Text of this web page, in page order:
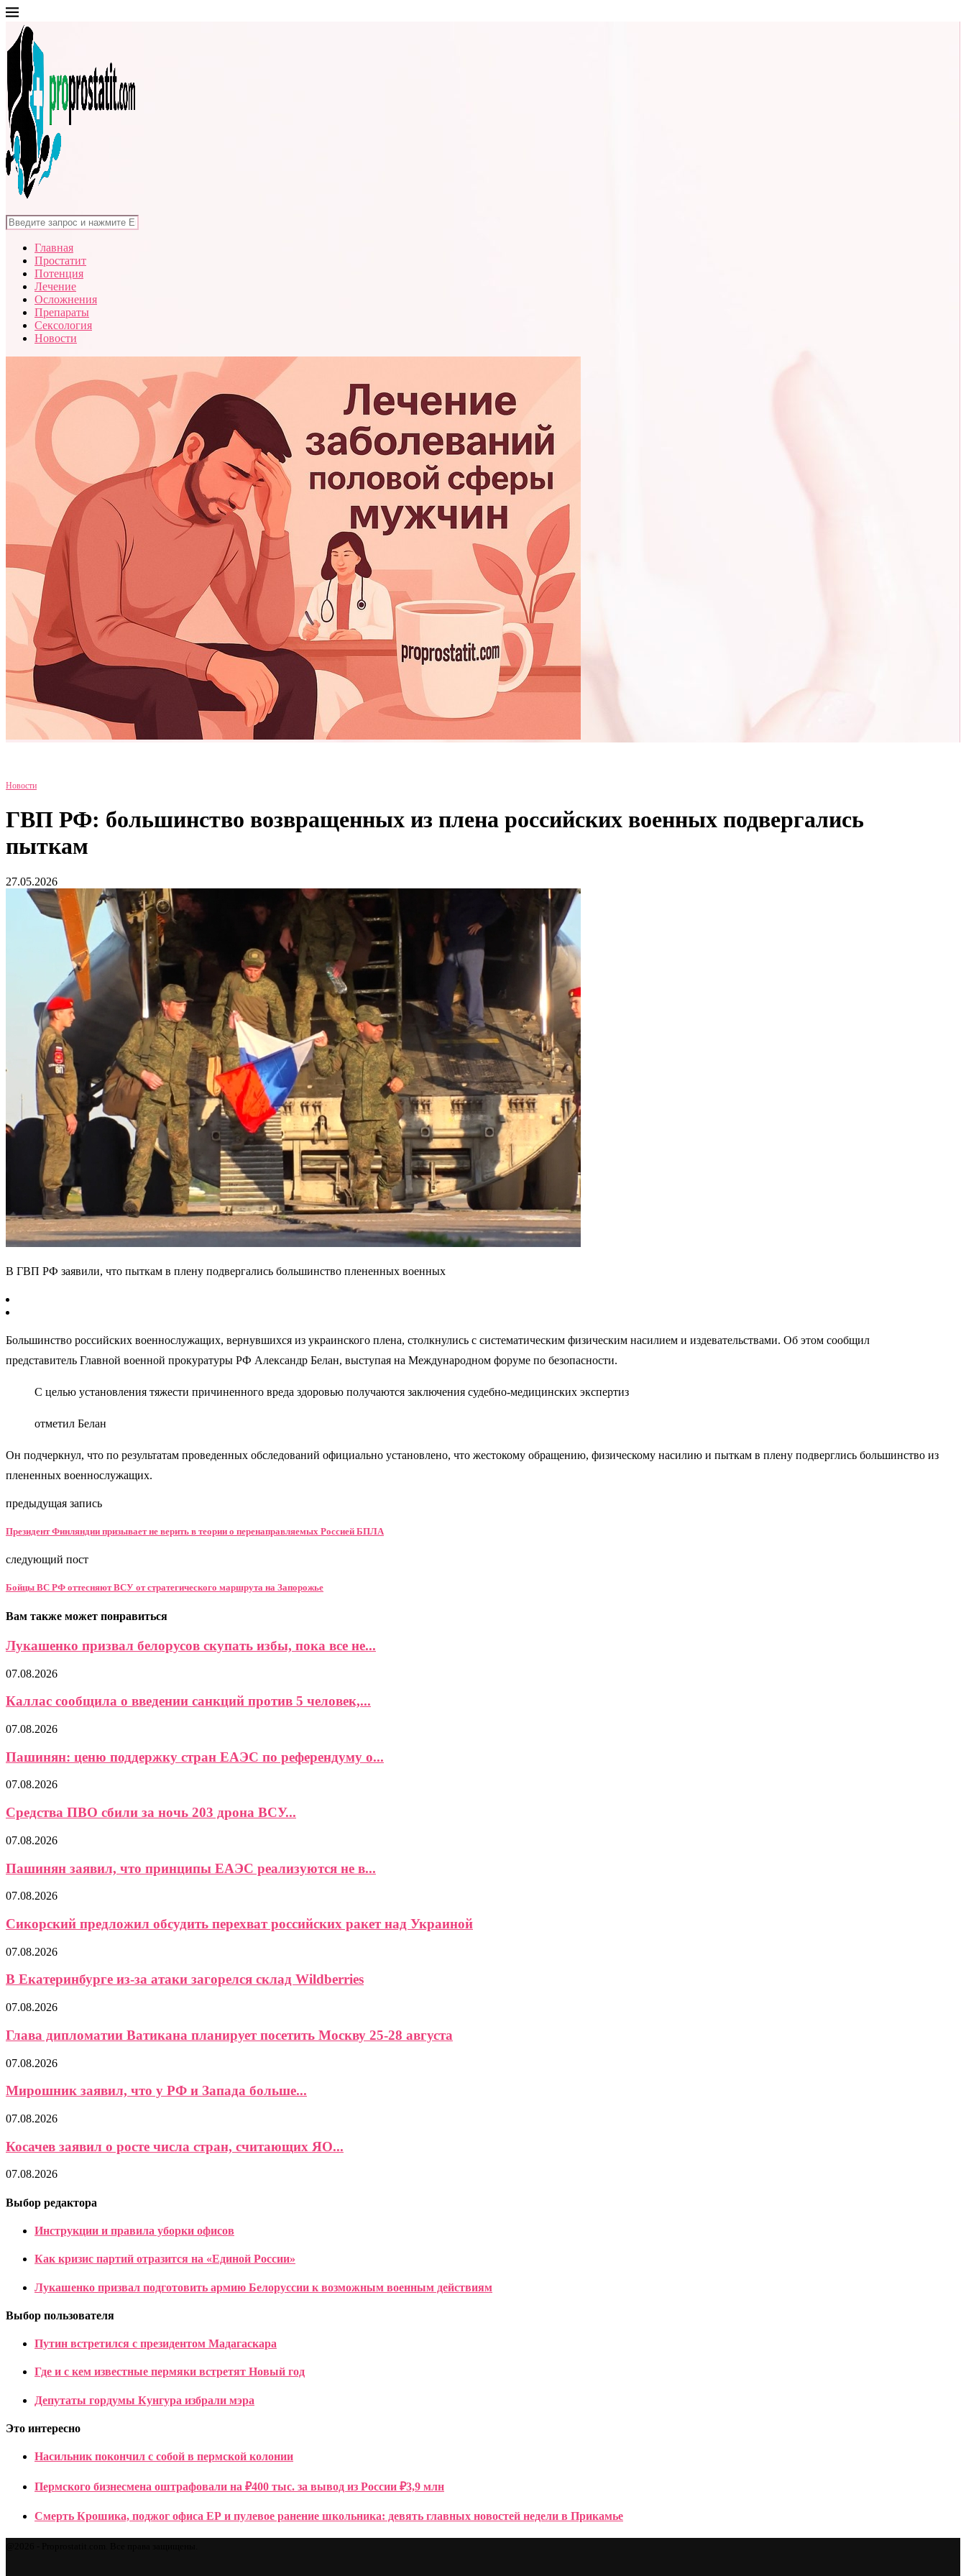
Главная
Простатит
Потенция
Лечение
Осложнения
Препараты
Сексология
Новости
Новости
ГВП РФ: большинство возвращенных из плена российских военных подвергались
пыткам
27.05.2026
В ГВП РФ заявили, что пыткам в плену подвергались большинство плененных военных
Большинство российских военнослужащих, вернувшихся из украинского плена, столкнулись с систематическим физическим насилием и издевательствами. Об этом сообщил
представитель Главной военной прокуратуры РФ Александр Белан, выступая на Международном форуме по безопасности.
С целью установления тяжести причиненного вреда здоровью получаются заключения судебно-медицинских экспертиз
отметил Белан
Он подчеркнул, что по результатам проведенных обследований официально установлено, что жестокому обращению, физическому насилию и пыткам в плену подверглись большинство из
плененных военнослужащих.
предыдущая запись
Президент Финляндии призывает не верить в теории о перенаправляемых Россией БПЛА
следующий пост
Бойцы ВС РФ оттесняют ВСУ от стратегического маршрута на Запорожье
Вам также может понравиться
Лукашенко призвал белорусов скупать избы, пока все не...
07.08.2026
Каллас сообщила о введении санкций против 5 человек,...
07.08.2026
Пашинян: ценю поддержку стран ЕАЭС по референдуму о...
07.08.2026
Средства ПВО сбили за ночь 203 дрона ВСУ...
07.08.2026
Пашинян заявил, что принципы ЕАЭС реализуются не в...
07.08.2026
Сикорский предложил обсудить перехват российских ракет над Украиной
07.08.2026
В Екатеринбурге из-за атаки загорелся склад Wildberries
07.08.2026
Глава дипломатии Ватикана планирует посетить Москву 25-28 августа
07.08.2026
Мирошник заявил, что у РФ и Запада больше...
07.08.2026
Косачев заявил о росте числа стран, считающих ЯО...
07.08.2026
Выбор редактора
Инструкции и правила уборки офисов
Как кризис партий отразится на «Единой России»
Лукашенко призвал подготовить армию Белоруссии к возможным военным действиям
Выбор пользователя
Путин встретился с президентом Мадагаскара
Где и с кем известные пермяки встретят Новый год
Депутаты гордумы Кунгура избрали мэра
Это интересно
Насильник покончил с собой в пермской колонии
Пермского бизнесмена оштрафовали на ₽400 тыс. за вывод из России ₽3,9 млн
Смерть Крошика, поджог офиса ЕР и пулевое ранение школьника: девять главных новостей недели в Прикамье